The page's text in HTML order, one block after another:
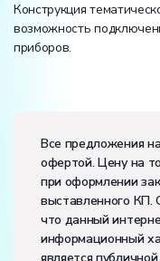
Конструкция
возможность
приборов.
Все предложения
офертой. Цену на
при оформлении
выставленного
что данный
информационный